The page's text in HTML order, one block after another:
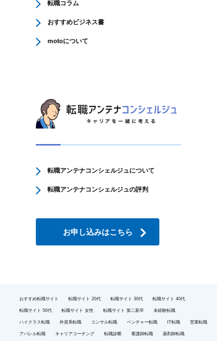
転職コラム
おすすめビジネス書
motoについて
転職アンテナコンシェルジュについて
転職アンテナコンシェルジュの評判
お申し込みはこちら
おすすめ転職サイト 転職サイト 20代 転職サイト 30代 転職サイト 40代
転職サイト 50代 転職サイト 女性 転職サイト 第二新卒 未経験転職
ハイクラス転職 外資系転職 コンサル転職 ベンチャー転職 IT転職 営業転職
アパレル転職 キャリアコーチング 転職診断 看護師転職 薬剤師転職